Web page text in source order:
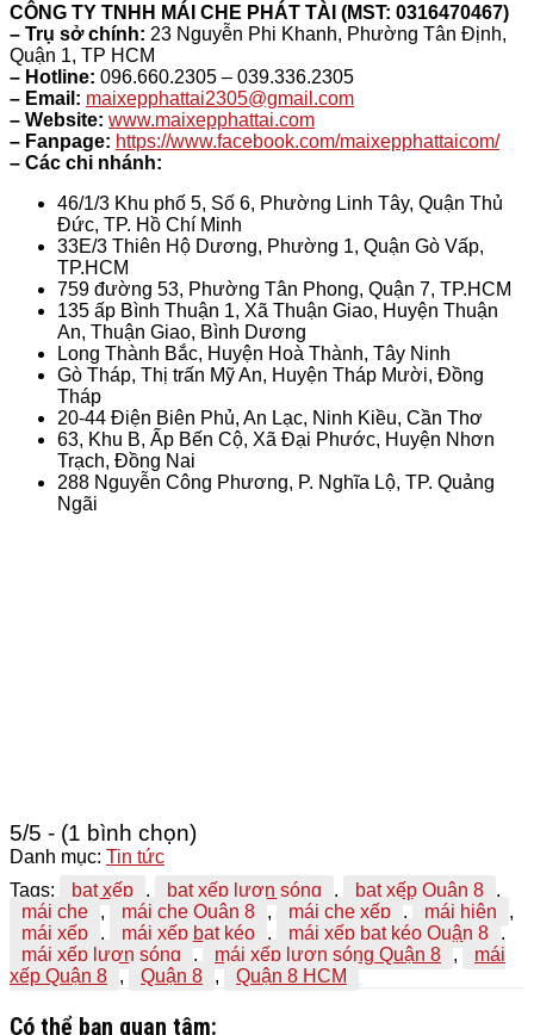
CÔNG TY TNHH MÁI CHE PHÁT TÀI (MST: 0316470467)
– Trụ sở chính: 23 Nguyễn Phi Khanh, Phường Tân Định,
Quận 1, TP HCM
– Hotline: 096.660.2305 – 039.336.2305
– Email: maixepphattai2305@gmail.com
– Website: www.maixepphattai.com
– Fanpage: https://www.facebook.com/maixepphattaicom/
– Các chi nhánh:
46/1/3 Khu phố 5, Số 6, Phường Linh Tây, Quận Thủ
Đức, TP. Hồ Chí Minh
33E/3 Thiên Hộ Dương, Phường 1, Quận Gò Vấp,
TP.HCM
759 đường 53, Phường Tân Phong, Quận 7, TP.HCM
135 ấp Bình Thuận 1, Xã Thuận Giao, Huyện Thuận
An, Thuận Giao, Bình Dương
Long Thành Bắc, Huyện Hoà Thành, Tây Ninh
Gò Tháp, Thị trấn Mỹ An, Huyện Tháp Mười, Đồng
Tháp
20-44 Điện Biên Phủ, An Lạc, Ninh Kiều, Cần Thơ
63, Khu B, Ấp Bến Cộ, Xã Đại Phước, Huyện Nhơn
Trạch, Đồng Nai
288 Nguyễn Công Phương, P. Nghĩa Lộ, TP. Quảng
Ngãi
5/5 - (1 bình chọn)
Danh mục: Tin tức
Tags:
bạt xếp , bạt xếp lượn sóng , bạt xếp Quận 8
,
mái che
, mái che Quận 8 , mái che xếp , mái hiên
,
mái xếp
, mái xếp bạt kéo , mái xếp bạt kéo Quận 8
,
mái xếp lượn sóng
, mái xếp lượn sóng Quận 8 ,
mái
xếp Quận 8
, Quận 8 , Quận 8 HCM
Có thể bạn quan tâm: